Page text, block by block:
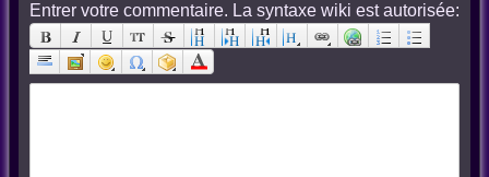
Entrer votre commentaire. La syntaxe wiki est autorisée: